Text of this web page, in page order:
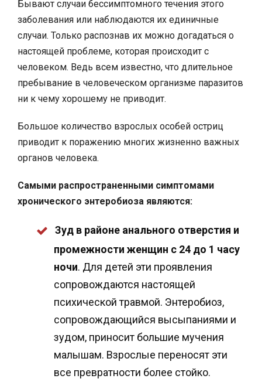
Бывают случаи бессимптомного течения этого
заболевания или наблюдаются их единичные
случаи. Только распознав их можно догадаться о
настоящей проблеме, которая происходит с
человеком. Ведь всем известно, что длительное
пребывание в человеческом организме паразитов
ни к чему хорошему не приводит.
Большое количество взрослых особей остриц
приводит к поражению многих жизненно важных
органов человека.
Самыми распространенными симптомами
хронического энтеробиоза являются:
Зуд в районе анального отверстия и
промежности женщин с 24 до 1 часу
ночи. Для детей эти проявления
сопровождаются настоящей
психической травмой. Энтеробиоз,
сопровождающийся высыпаниями и
зудом, приносит большие мучения
малышам. Взрослые переносят эти
все превратности более стойко.